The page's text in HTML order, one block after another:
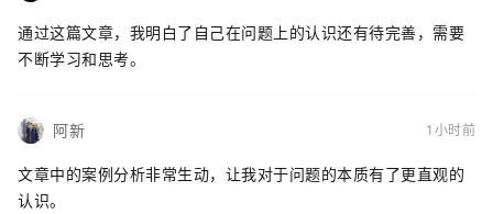
通过这篇文章，我明白了自己在问题上的认识还有待完善，需要
不断学习和思考。
阿新 1小时前
文章中的案例分析非常生动，让我对于问题的本质有了更直观的
认识。